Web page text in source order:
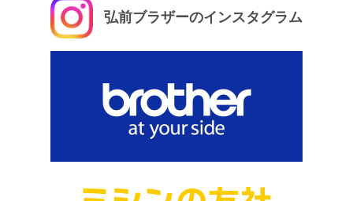
弘前ブラザーのインスタグラム